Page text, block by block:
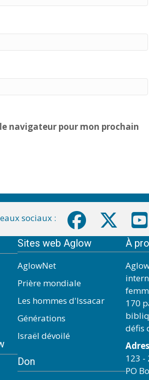
navigateur pour mon prochain
sociaux :
Sites web Aglow
AglowNet
Prière mondiale
Les hommes d'Issacar
Générations
Israël dévoilé
Don
À
170
défis
123 -
PO